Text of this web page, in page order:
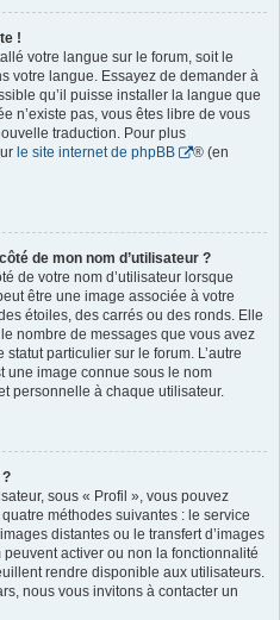
!
votre langue sur le forum, soit le
votre langue. Essayez de demander à
qu’il puisse installer la langue que
n’existe pas, vous êtes libre de vous
traduction. Pour plus
le site internet de phpBB
® (en
de mon nom d’utilisateur ?
de votre nom d’utilisateur lorsque
être une image associée à votre
étoiles, des carrés ou des ronds. Elle
nombre de messages que vous avez
particulier sur le forum. L’autre
une image connue sous le nom
personnelle à chaque utilisateur.
sous « Profil », vous pouvez
méthodes suivantes : le service
distantes ou le transfert d’images
activer ou non la fonctionnalité
rendre disponible aux utilisateurs.
nous vous invitons à contacter un